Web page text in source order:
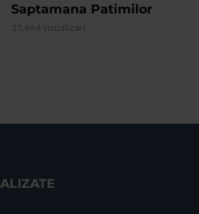
Saptamana Patimilor
35.664 vizualizari